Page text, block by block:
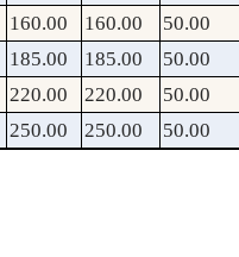
160.00 160.00 50.00
185.00 185.00 50.00
220.00 220.00 50.00
250.00 250.00 50.00